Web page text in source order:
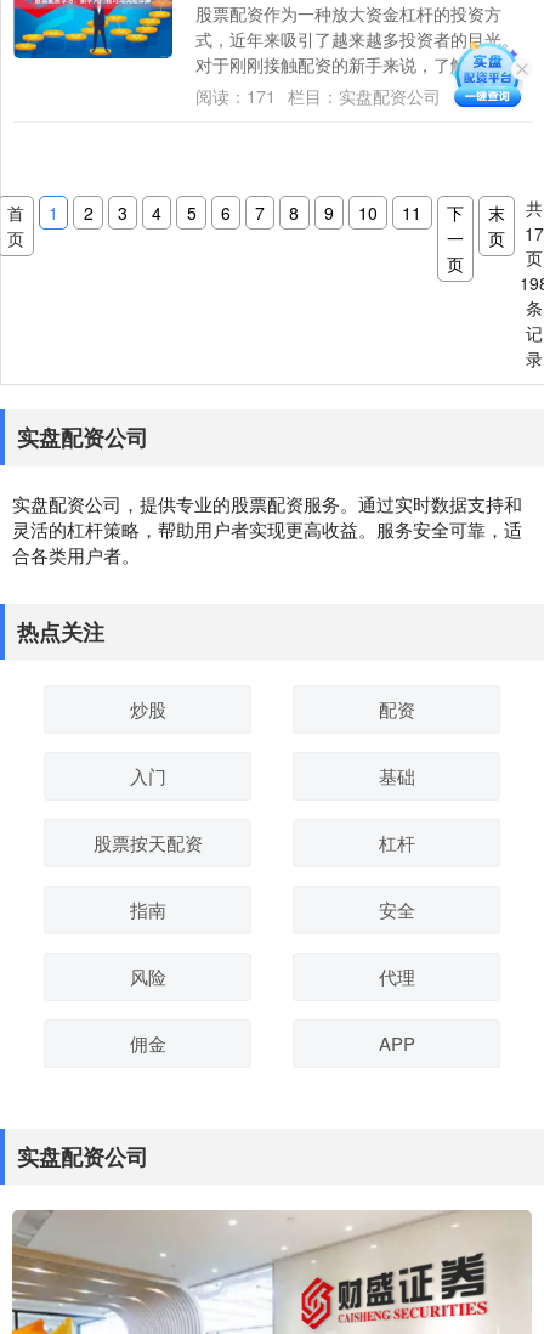
股票配资作为一种放大资金杠杆的投资方
式，近年来吸引了越来越多投资者的目光。
对于刚刚接触配资的新手来说，了解其运作
原理、掌握入门技巧并认清潜在风险，是参
阅读： 171 栏目： 实盘配资公司
首
页
1 2 3 4 5 6 7 8 9 10 11
下
一
页
末
页
共
17
页
条
记
录
实盘配资公司
实盘配资公司，提供专业的股票配资服务。通过实时数据支持和
灵活的杠杆策略，帮助用户者实现更高收益。服务安全可靠，适
合各类用户者。
热点关注
炒股 配资
入门 基础
股票按天配资 杠杆
指南 安全
风险 代理
佣金 APP
实盘配资公司